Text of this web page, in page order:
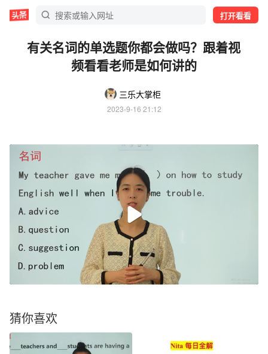
打开看看
有关名词的单选题你都会做吗？跟着视
频看看老师是如何讲的
三乐大掌柜
2023-9-16 21:12
猜你喜欢